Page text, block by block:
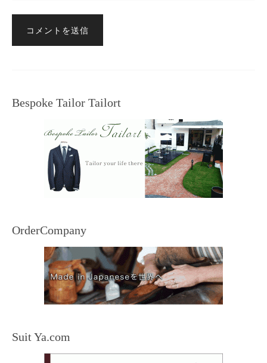
Bespoke Tailor Tailort
OrderCompany
Suit Ya.com